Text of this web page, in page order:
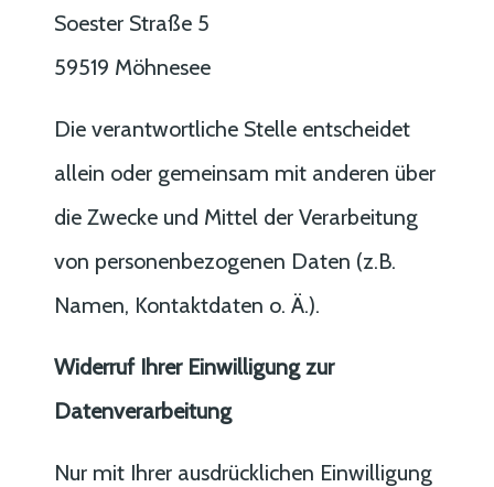
Soester Straße 5
59519 Möhnesee
Die verantwortliche Stelle entscheidet
allein oder gemeinsam mit anderen über
die Zwecke und Mittel der Verarbeitung
von personenbezogenen Daten (z.B.
Namen, Kontaktdaten o. Ä.).
Widerruf Ihrer Einwilligung zur
Datenverarbeitung
Nur mit Ihrer ausdrücklichen Einwilligung